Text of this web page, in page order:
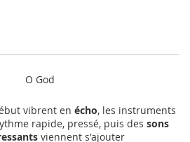
O God
vibrent en écho, les instruments
rapide, pressé, puis des sons
viennent s'ajouter